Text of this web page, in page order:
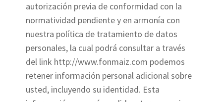
autorización previa de conformidad con la
normatividad pendiente y en armonía con
nuestra política de tratamiento de datos
personales, la cual podrá consultar a través
del link http://www.fonmaiz.com podemos
retener información personal adicional sobre
usted, incluyendo su identidad. Esta